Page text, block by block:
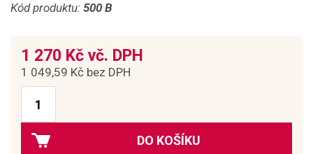
Kód produktu: 500 B
1 270 Kč vč. DPH
1 049,59 Kč bez DPH
DO KOŠÍKU